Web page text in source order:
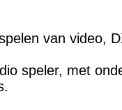
van video,
speler, met